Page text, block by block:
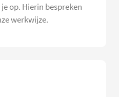
op. Hierin bespreken
werkwijze.